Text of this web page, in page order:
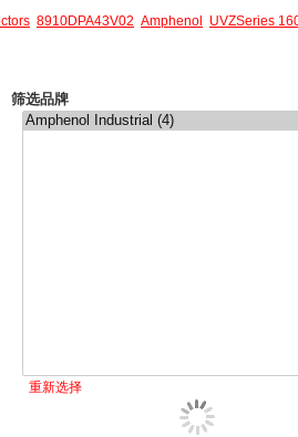
8910DPA43V02 Amphenol UVZSeries
筛选品牌
重新选择